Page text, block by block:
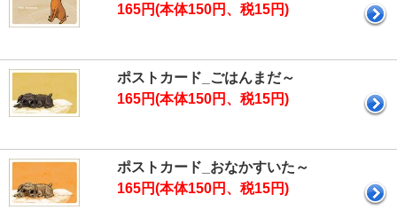
165円(本体150円、税15円)
ポストカード_ごはんまだ～
165円(本体150円、税15円)
ポストカード_おなかすいた～
165円(本体150円、税15円)